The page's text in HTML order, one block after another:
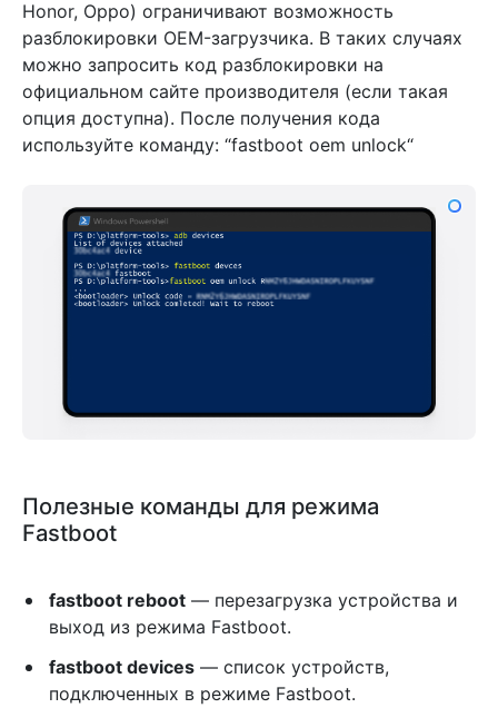
Honor, Oppo) ограничивают возможность
разблокировки OEM-загрузчика. В таких случаях
можно запросить код разблокировки на
официальном сайте производителя (если такая
опция доступна). После получения кода
используйте команду: “fastboot oem unlock“
Полезные команды для режима
Fastboot
fastboot reboot — перезагрузка устройства и
выход из режима Fastboot.
fastboot devices — список устройств,
подключенных в режиме Fastboot.